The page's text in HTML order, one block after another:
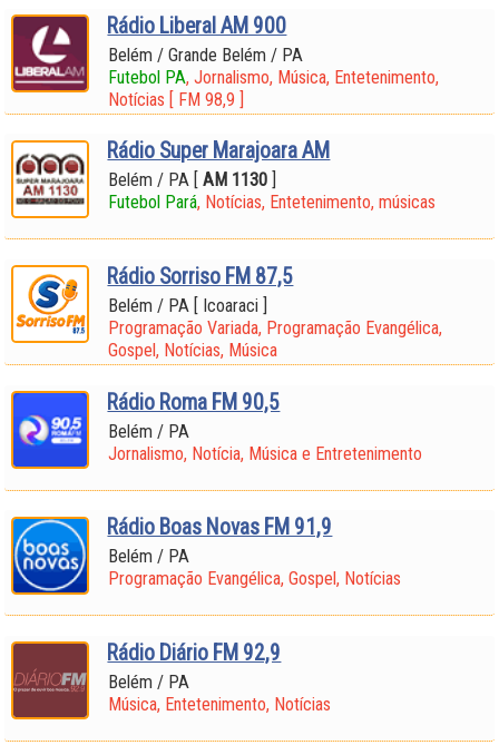
Rádio Liberal AM 900
Belém / Grande Belém / PA
Futebol PA, Jornalismo, Música, Entetenimento,
Notícias [ FM 98,9 ]
Rádio Super Marajoara AM
Belém / PA [ AM 1130
Futebol Pará, Notícias, Entetenimento, músicas
Rádio Sorriso FM 87,5
Belém / PA [ Icoaraci ]
Programação Variada, Programação Evangélica,
Gospel, Notícias, Música
Rádio Roma FM 90,5
Belém / PA
Jornalismo, Notícia, Música e Entretenimento
Rádio Boas Novas FM 91,9
Belém / PA
Programação Evangélica, Gospel, Notícias
Rádio Diário FM 92,9
Belém / PA
Música, Entetenimento, Notícias